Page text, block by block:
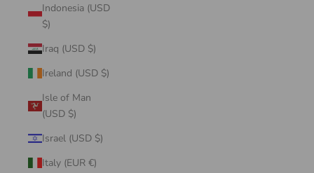
Indonesia (USD
$)
Iraq (USD $)
Ireland (USD $)
Isle of Man
(USD $)
Israel (USD $)
Italy (EUR €)